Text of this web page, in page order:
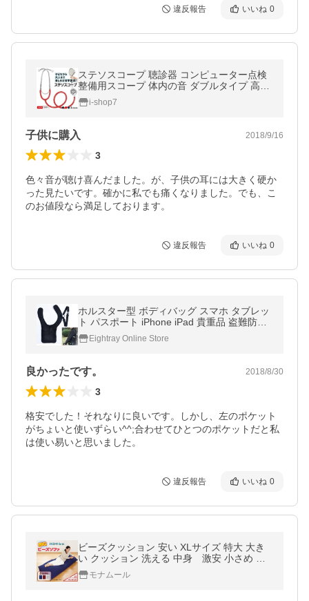
違反報告 いいね 0
ステソスコープ 聴診器 コンピューター点検
整備用スコープ 体内の音 ダブルタイプ 高音
ダイアフラム 低音ベル 全長79cm おもちゃ
コスプレ 科学雑貨 ◇ 聴診器
i-shop7
子供に購入 2018/9/16
3
色々音が聴け喜んだました。が、子供の耳には大きく硬か
った見たいです。確かに私でも痛くなりました。でも、こ
のお値段なら満足しております。
違反報告 いいね 0
ホルスター型 ボディバッグ スマホ タブレッ
ト パスポート iPhone iPad 貴重品 盗難防止
収納 zl1103
Eightray Online Store
良かったです。 2018/8/30
3
格安でした！それなりに良いです。しかし、左のポケット
がちょいと使いずらい^^;合わせてひとつのポケットだと私
は使い易いと思いました。
違反報告 いいね 0
ビーズクッション 安い XLサイズ 特大 大き
い クッション 洗える 中身 激安 小さめ ビ
ーズソファ
モナムール